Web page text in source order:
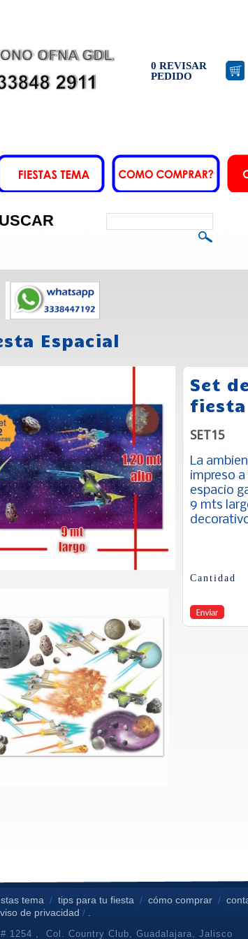
0 REVISAR
PEDIDO
Espacial
Set
fiesta
SET15
La
impreso
espacio
9 mts
Cantidad
tema /tips para tu fiesta /cómo comprar /
de privacidad / .
1254 , Col. Country Club, Guadalajara, Jalisco